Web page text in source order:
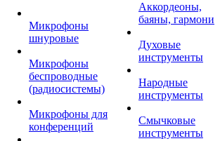
Микрофоны
шнуровые
Микрофоны
беспроводные
(радиосистемы)
Микрофоны для
конференций
Аккордеоны,
баяны, гармони
Духовые
инструменты
Народные
инструменты
Смычковые
инструменты